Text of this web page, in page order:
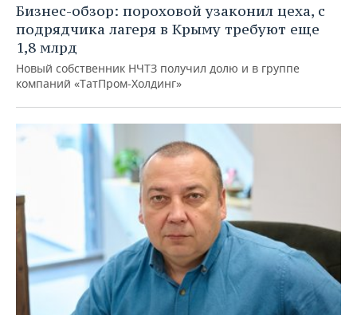
Бизнес-обзор: пороховой узаконил цеха, с
подрядчика лагеря в Крыму требуют еще
1,8 млрд
Новый собственник НЧТЗ получил долю и в группе
компаний «ТатПром-Холдинг»